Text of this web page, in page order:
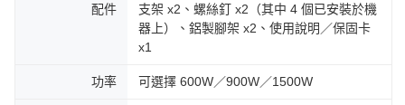
配件
支架 x2、螺絲釘 x2（其中 4 個已安裝於機
器上）、鋁製腳架 x2、使用說明／保固卡
x1
功率 可選擇 600W／900W／1500W